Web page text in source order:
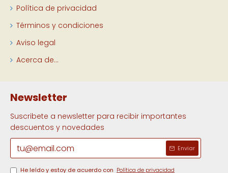
Política de privacidad
Términos y condiciones
Aviso legal
Acerca de...
Newsletter
Suscribete a newsletter para recibir importantes
descuentos y novedades
Enviar
He leído y estoy de acuerdo con Política de privacidad